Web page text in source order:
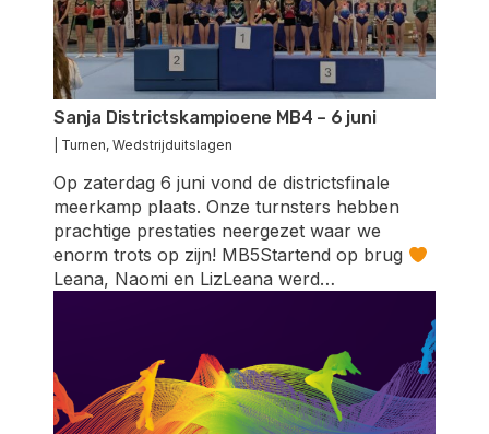
Sanja Districtskampioene MB4 – 6 juni
Turnen, Wedstrijduitslagen
Op zaterdag 6 juni vond de districtsfinale
meerkamp plaats. Onze turnsters hebben
prachtige prestaties neergezet waar we
enorm trots op zijn! MB5Startend op brug
Leana, Naomi en LizLeana werd…